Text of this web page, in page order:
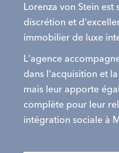
Lorenza von Stein
discrétion et
immobilier de luxe
L'agence
dans l'acquisition et
mais leur apporte
complète pour leur
intégration sociale à